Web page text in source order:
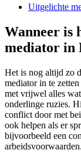
Uitgelichte
Wanneer is
mediator in
Het is nog altijd zo
mediator in te
met vrijwel alles
onderlinge ruzies.
conflict door met
ook helpen als er
bijvoorbeeld een
arbeidsvoorwaarden.